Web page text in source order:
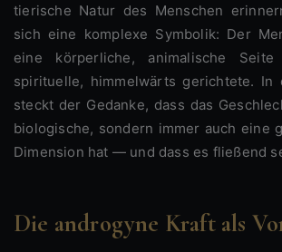
tierische Natur des Menschen
sich eine komplexe Symbolik: Der
eine körperliche, animalische
spirituelle, himmelwärts gerichtete. In
steckt der Gedanke, dass das
biologische, sondern immer auch eine
Dimension hat — und dass es fließend
Die androgyne Kraft als